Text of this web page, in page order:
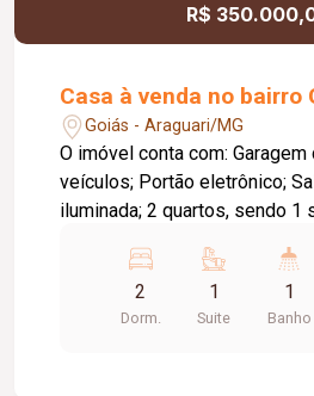
R$
Casa à venda no bairro
Goiás - Araguari/MG
O imóvel conta com: Garagem coberta para 2
veículos; Portão eletrônico;
iluminada; 2 quartos, sendo 1
proporcionando mais
natural; Banheiro social;
pia e armários planejados;
2
Dorm.
1
Suite
1
Banho